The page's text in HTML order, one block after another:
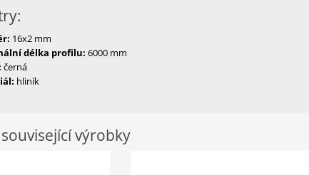
16x2 mm
délka profilu: 6000 mm
černá
hliník
výrobky